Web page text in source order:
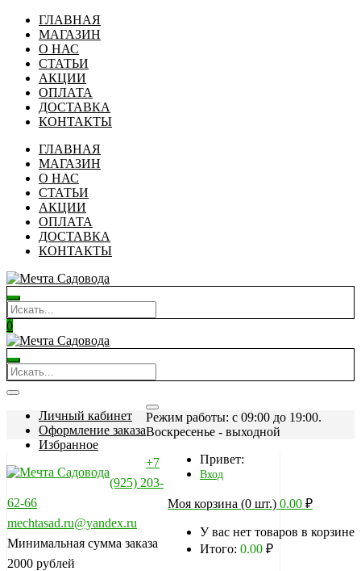
ГЛАВНАЯ
МАГАЗИН
О НАС
СТАТЬИ
АКЦИИ
ОПЛАТА
ДОСТАВКА
КОНТАКТЫ
ГЛАВНАЯ
МАГАЗИН
О НАС
СТАТЬИ
АКЦИИ
ОПЛАТА
ДОСТАВКА
КОНТАКТЫ
0
Личный кабинет
Оформление заказа
Избранное
Режим работы: c 09:00 до 19:00.
Воскресенье - выходной
Привет:
Вход
Моя корзина (0 шт.) 0.00 ₽
У вас нет товаров в корзине
Итого: 0.00 ₽
+7
(925) 203-
62-66
mechtasad.ru@yandex.ru
Минимальная сумма заказа
2000 рублей